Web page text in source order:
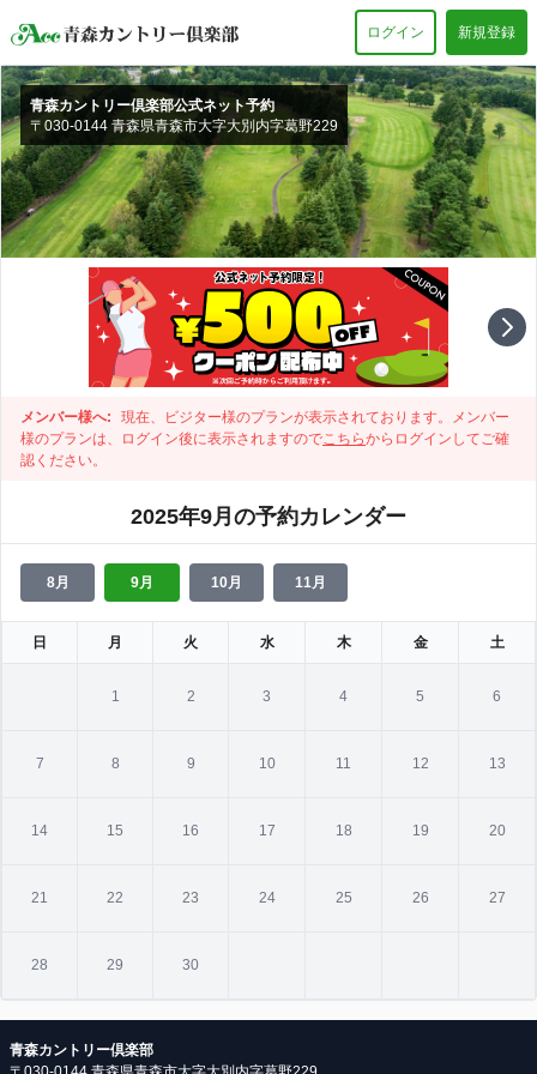
ログイン 新規登録
青森カントリー倶楽部公式ネット予約
〒030-0144 青森県青森市大字大別内字葛野229
メンバー様へ:
現在、ビジター様のプランが表示されております。メンバー
様のプランは、ログイン後に表示されますのでこちらからログインしてご確
認ください。
2025年9月の予約カレンダー
8月 9月 10月 11月
日 月 火 水 木 金 土
1 2 3 4 5 6
7 8 9 10 11 12 13
14 15 16 17 18 19 20
21 22 23 24 25 26 27
28 29 30
青森カントリー倶楽部